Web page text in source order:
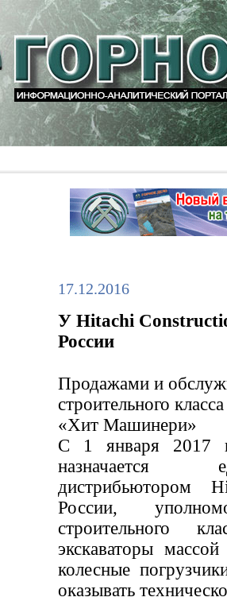
17.12.2016
У Hitachi
России
Продажами и
строительного
«Хит Машинери»
С 1 января 2017
назначается
дистрибьютором
России,
строительного
экскаваторы
колесные
оказывать